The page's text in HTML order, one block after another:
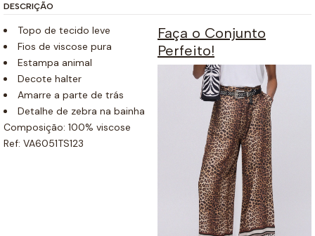
DESCRIÇÃO
Topo de tecido leve
Fios de viscose pura
Estampa animal
Decote halter
Amarre a parte de trás
Detalhe de zebra na bainha
Composição: 100% viscose
Ref: VA6051TS123
Faça o Conjunto
Perfeito!